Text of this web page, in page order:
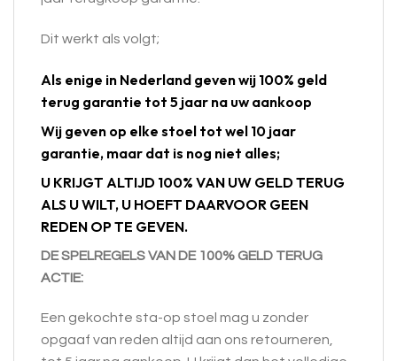
Dit werkt als volgt;
Als enige in Nederland geven wij 100% geld
terug garantie tot 5 jaar na uw aankoop
Wij geven op elke stoel tot wel 10 jaar
garantie, maar dat is nog niet alles;
U KRIJGT ALTIJD 100% VAN UW GELD TERUG
ALS U WILT, U HOEFT DAARVOOR GEEN
REDEN OP TE GEVEN.
DE SPELREGELS VAN DE 100% GELD TERUG
ACTIE:
Een gekochte sta-op stoel mag u zonder
opgaaf van reden altijd aan ons retourneren,